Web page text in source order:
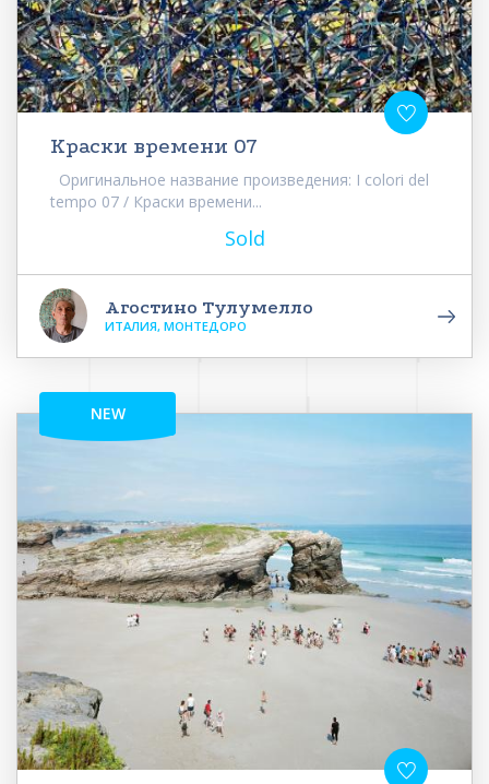
Краски времени 07
Оригинальное название произведения: I colori del
tempo 07 / Краски времени...
Sold
Агостино Тулумелло
ИТАЛИЯ, МОНТЕДОРО
NEW